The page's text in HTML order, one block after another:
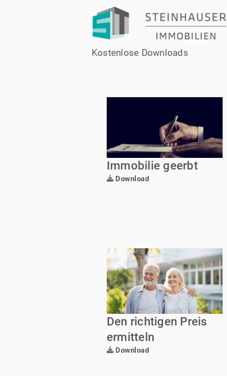
Kostenlose Downloads
Immobilie geerbt
Download
Den richtigen Preis
ermitteln
Download